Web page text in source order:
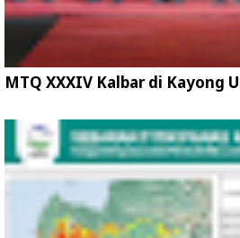
MTQ XXXIV Kalbar di Kayong